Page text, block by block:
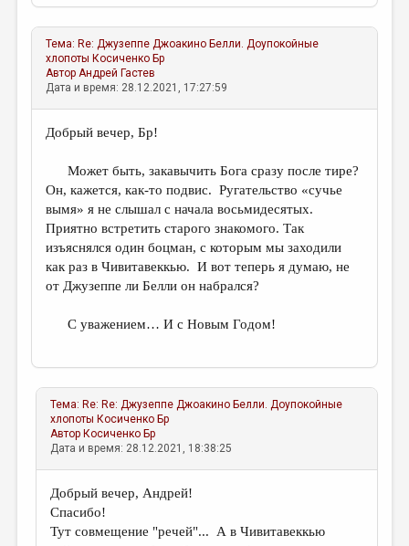
Тема: Re: Джузеппе Джоакино Белли. Доупокойные
хлопоты Косиченко Бр
АвторАндрей Гастев
Дата и время: 28.12.2021, 17:27:59
Добрый вечер, Бр!
Может быть, закавычить Бога сразу после тире?
Он, кажется, как-то подвис. Ругательство «сучье
вымя» я не слышал с начала восьмидесятых.
Приятно встретить старого знакомого. Так
изъяснялся один боцман, с которым мы заходили
как раз в Чивитавеккью. И вот теперь я думаю, не
от Джузеппе ли Белли он набрался?
С уважением… И с Новым Годом!
Тема: Re: Re: Джузеппе Джоакино Белли. Доупокойные
хлопоты Косиченко Бр
Автор Косиченко Бр
Дата и время: 28.12.2021, 18:38:25
Добрый вечер, Андрей!
Спасибо!
Тут совмещение "речей"... А в Чивитавеккью